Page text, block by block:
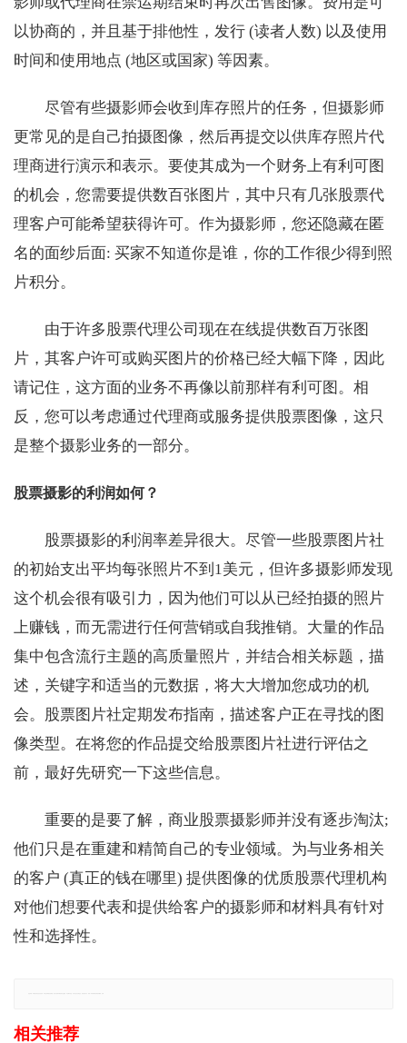
以协商的，并且基于排他性，发行 (读者人数) 以及使用
时间和使用地点 (地区或国家) 等因素。
尽管有些摄影师会收到库存照片的任务，但摄影师
更常见的是自己拍摄图像，然后再提交以供库存照片代
理商进行演示和表示。要使其成为一个财务上有利可图
的机会，您需要提供数百张图片，其中只有几张股票代
理客户可能希望获得许可。作为摄影师，您还隐藏在匿
名的面纱后面: 买家不知道你是谁，你的工作很少得到照
片积分。
由于许多股票代理公司现在在线提供数百万张图
片，其客户许可或购买图片的价格已经大幅下降，因此
请记住，这方面的业务不再像以前那样有利可图。相
反，您可以考虑通过代理商或服务提供股票图像，这只
是整个摄影业务的一部分。
股票摄影的利润如何？
股票摄影的利润率差异很大。尽管一些股票图片社
的初始支出平均每张照片不到1美元，但许多摄影师发现
这个机会很有吸引力，因为他们可以从已经拍摄的照片
上赚钱，而无需进行任何营销或自我推销。大量的作品
集中包含流行主题的高质量照片，并结合相关标题，描
述，关键字和适当的元数据，将大大增加您成功的机
会。股票图片社定期发布指南，描述客户正在寻找的图
像类型。在将您的作品提交给股票图片社进行评估之
前，最好先研究一下这些信息。
重要的是要了解，商业股票摄影师并没有逐步淘汰;
他们只是在重建和精简自己的专业领域。为与业务相关
的客户 (真正的钱在哪里) 提供图像的优质股票代理机构
对他们想要代表和提供给客户的摄影师和材料具有针对
性和选择性。